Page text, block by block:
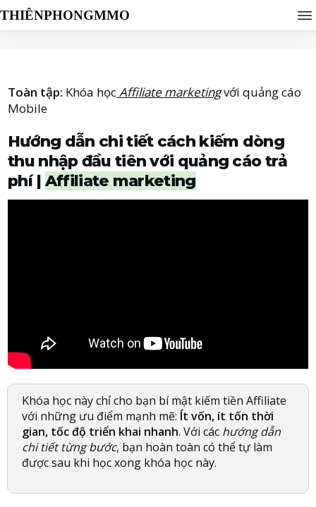
THIÊNPHONGMMO
Toàn tập: Khóa họcAffiliate marketingvới quảng cáo
Mobile
Hướng dẫn chi tiết cách kiếm dòng
thu nhập đầu tiên với quảng cáo trả
phí |Affiliate marketing
Khóa học này chỉ cho bạn bí mật kiếm tiền Affiliate
với những ưu điểm mạnh mẽ: Ít vốn, ít tốn thời
gian, tốc độ triển khai nhanh. Với các hướng dẫn
chi tiết từng bước, bạn hoàn toàn có thể tự làm
được sau khi học xong khóa học này.